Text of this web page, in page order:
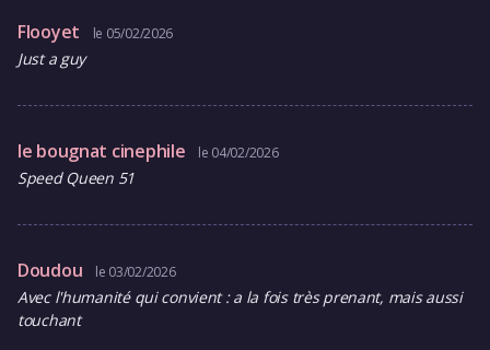
Flooyet le 05/02/2026
Just a guy
le bougnat cinephile le 04/02/2026
Speed Queen 51
Doudou le 03/02/2026
Avec l'humanité qui convient : a la fois très prenant, mais aussi
touchant